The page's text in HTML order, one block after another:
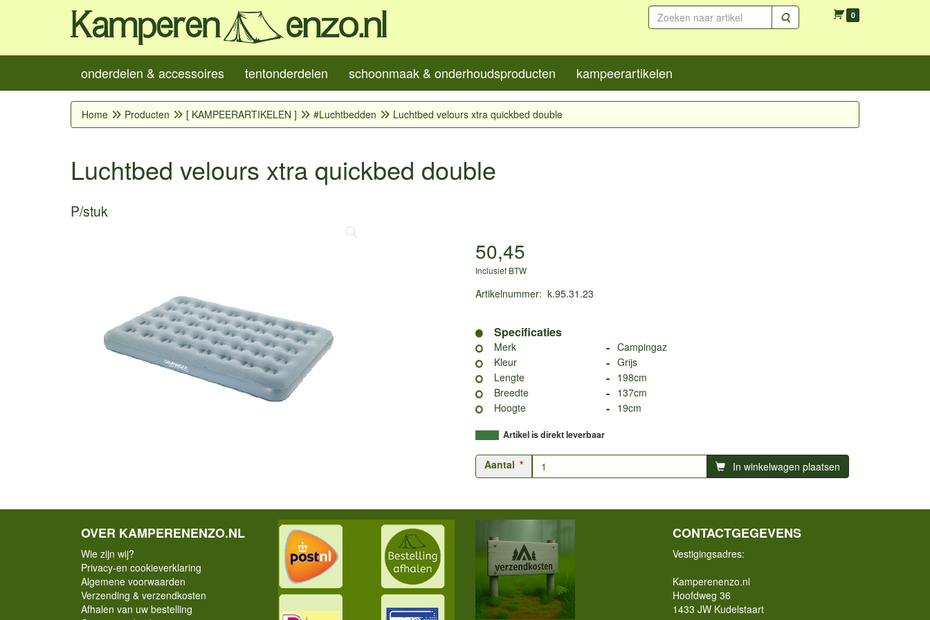
Zoeken 0
onderdelen & accessoires tentonderdelen schoonmaak & onderhoudsproducten kampeerartikelen
Home Producten [ KAMPEERARTIKELEN ] #Luchtbedden Luchtbed velours xtra quickbed double
Luchtbed velours xtra quickbed double
P/stuk
50,45
Inclusief BTW
Artikelnummer: k.95.31.23
Specificaties
Merk - Campingaz
Kleur
- Grijs
Lengte
- 198cm
Breedte
- 137cm
Hoogte
- 19cm
Artikel is direkt leverbaar
Aantal In winkelwagen plaatsen
OVER KAMPERENENZO.NL
Wie zijn wij?
Privacy-en cookieverklaring
Algemene voorwaarden
Verzending & verzendkosten
Afhalen van uw bestelling
CONTACTGEGEVENS
Vestigingsadres:
Kamperenenzo.nl
Hoofdweg 36
1433 JW Kudelstaart